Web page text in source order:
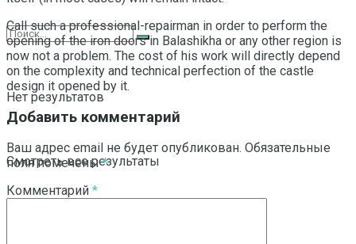
Нет результатов
Смотреть все результаты
Call such a professional-repairman in order to perform the
opening of the iron doors in Balashikha or any other region is
now not a problem. The cost of his work will directly depend
on the complexity and technical perfection of the castle
design it opened by it.
Добавить комментарий
Ваш адрес email не будет опубликован. Обязательные
поля помечены*
Комментарий *